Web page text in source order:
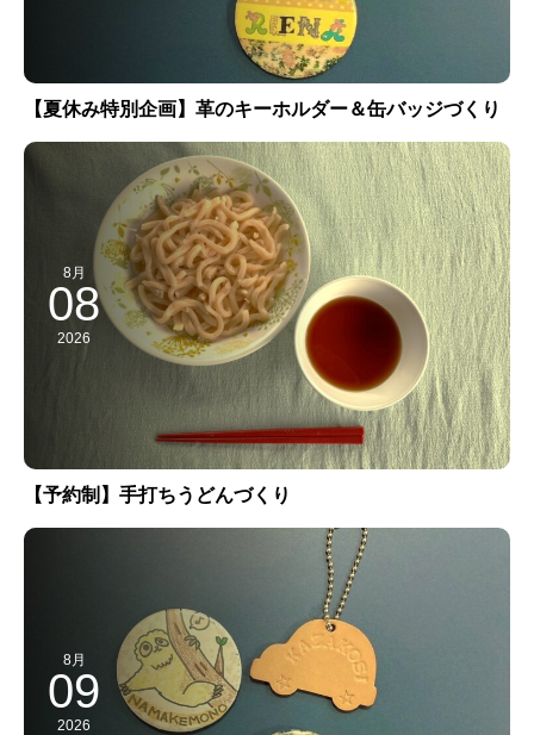
【夏休み特別企画】革のキーホルダー＆缶バッジづくり
8月
08
2026
【予約制】手打ちうどんづくり
8月
09
2026